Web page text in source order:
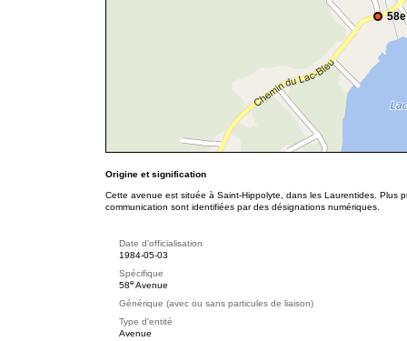
Origine et signification
Cette avenue est située à Saint-Hippolyte, dans les Laurentides. Plus
communication sont identifiées par des désignations numériques.
Date d'officialisation
1984-05-03
Spécifique
58e Avenue
Générique (avec ou sans particules de liaison)
Type d'entité
Avenue